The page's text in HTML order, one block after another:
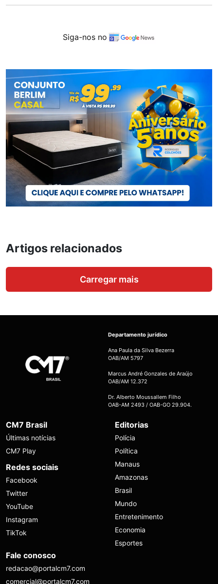
Siga-nos no
Artigos relacionados
Carregar mais
Departamento jurídico
Ana Paula da Silva Bezerra
OAB/AM 5797
Marcus André Gonzales de Araújo
OAB/AM 12.372
Dr. Alberto Moussallem Filho
OAB-AM 2493 / OAB-GO 29.904.
CM7 Brasil
Últimas notícias
CM7 Play
Redes sociais
Facebook
Twitter
YouTube
Instagram
TikTok
Editorias
Polícia
Política
Manaus
Amazonas
Brasil
Mundo
Entretenimento
Economia
Esportes
Fale conosco
redacao@portalcm7.com
comercial@portalcm7.com